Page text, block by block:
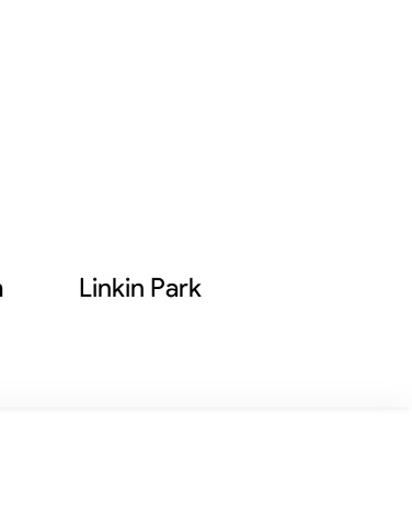
sång och
Linkin Park